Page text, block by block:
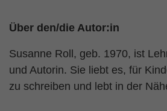
Über den/die Autor:in
Susanne Roll, geb. 1970, ist
und Autorin. Sie liebt es, für
zu schreiben und lebt in der